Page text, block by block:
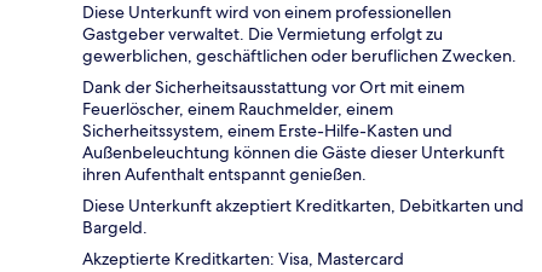
Diese Unterkunft wird von einem professionellen
Gastgeber verwaltet. Die Vermietung erfolgt zu
gewerblichen, geschäftlichen oder beruflichen Zwecken.
Dank der Sicherheitsausstattung vor Ort mit einem
Feuerlöscher, einem Rauchmelder, einem
Sicherheitssystem, einem Erste-Hilfe-Kasten und
Außenbeleuchtung können die Gäste dieser Unterkunft
ihren Aufenthalt entspannt genießen.
Diese Unterkunft akzeptiert Kreditkarten, Debitkarten und
Bargeld.
Akzeptierte Kreditkarten: Visa, Mastercard